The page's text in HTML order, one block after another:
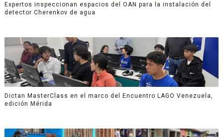
Expertos inspeccionan espacios del OAN para la instalación del
detector Cherenkov de agua
Dictan MasterClass en el marco del Encuentro LAGO Venezuela,
edición Mérida